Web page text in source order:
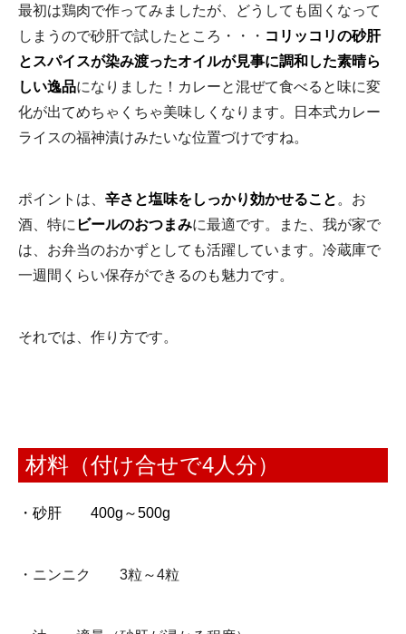
最初は鶏肉で作ってみましたが、どうしても固くなって
しまうので砂肝で試したところ・・・ コリッコリの砂肝
とスパイスが染み渡ったオイルが見事に調和した素晴ら
しい逸品になりました！カレーと混ぜて食べると味に変
化が出てめちゃくちゃ美味しくなります。日本式カレー
ライスの福神漬けみたいな位置づけですね。
ポイントは、 辛さと塩味をしっかり効かせること 。お
酒、特に ビールのおつまみに最適です。また、我が家で
は、お弁当のおかずとしても活躍しています。冷蔵庫で
一週間くらい保存ができるのも魅力です。
それでは、作り方です。
材料（付け合せで4人分）
・砂肝 400g～500g
・ニンニク 3粒～4粒